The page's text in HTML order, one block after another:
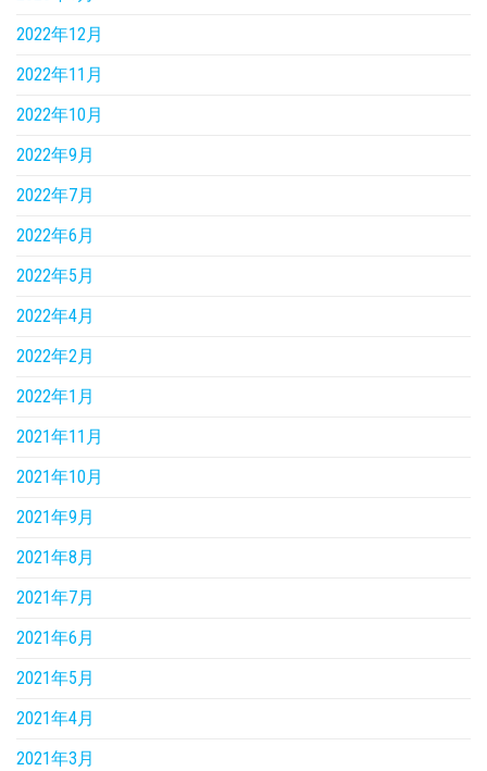
2022年12月
2022年11月
2022年10月
2022年9月
2022年7月
2022年6月
2022年5月
2022年4月
2022年2月
2022年1月
2021年11月
2021年10月
2021年9月
2021年8月
2021年7月
2021年6月
2021年5月
2021年4月
2021年3月